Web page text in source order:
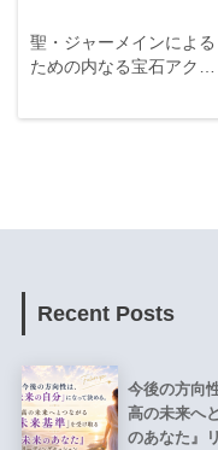
聖・ジャーメインによ
ための内なる宝石アク…
Recent Posts
今後の方向
高の未来へ
のあなた』